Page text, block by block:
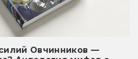
Овчинников —